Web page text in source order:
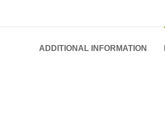
ADDITIONAL INFORMATION